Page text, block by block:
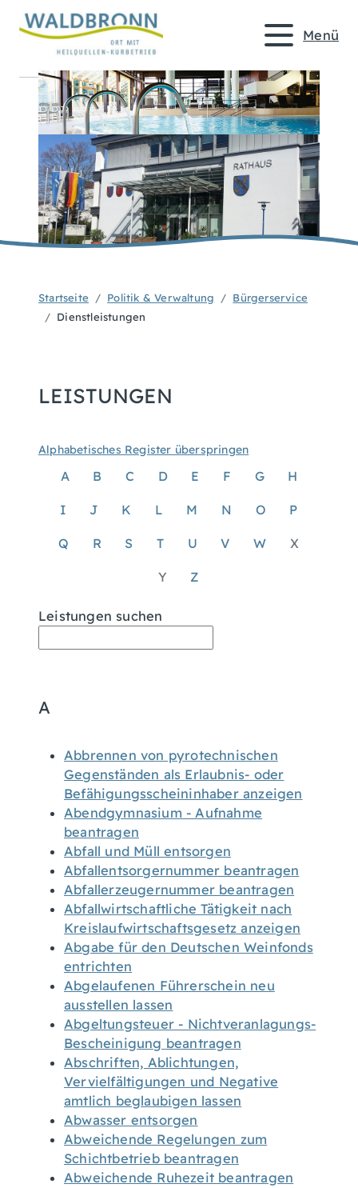
Menü
Startseite Politik & Verwaltung
Bürgerservice
Dienstleistungen
LEISTUNGEN
Alphabetisches Register überspringen
A B C D E F G H
I J K L M N O P
Q R S T U V W X
Y Z
Leistungen suchen
A
Abbrennen von pyrotechnischen
Gegenständen als Erlaubnis- oder
Befähigungsscheininhaber anzeigen
Abendgymnasium - Aufnahme
beantragen
Abfall und Müll entsorgen
Abfallentsorgernummer beantragen
Abfallerzeugernummer beantragen
Abfallwirtschaftliche Tätigkeit nach
Kreislaufwirtschaftsgesetz anzeigen
Abgabe für den Deutschen Weinfonds
entrichten
Abgelaufenen Führerschein neu
ausstellen lassen
Abgeltungsteuer - Nichtveranlagungs-
Bescheinigung beantragen
Abschriften, Ablichtungen,
Vervielfältigungen und Negative
amtlich beglaubigen lassen
Abwasser entsorgen
Abweichende Regelungen zum
Schichtbetrieb beantragen
Abweichende Ruhezeit beantragen